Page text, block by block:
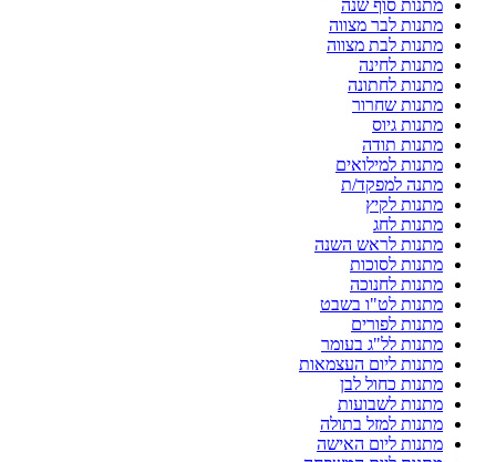
מתנות סוף שנה
מתנות לבר מצווה
מתנות לבת מצווה
מתנות לחינה
מתנות לחתונה
מתנות שחרור
מתנות גיוס
מתנות תודה
מתנות למילואים
מתנה למפקד/ת
מתנות לקיץ
מתנות לחג
מתנות לראש השנה
מתנות לסוכות
מתנות לחנוכה
מתנות לט"ו בשבט
מתנות לפורים
מתנות לל"ג בעומר
מתנות ליום העצמאות
מתנות כחול לבן
מתנות לשבועות
מתנות למזל בתולה
מתנות ליום האישה